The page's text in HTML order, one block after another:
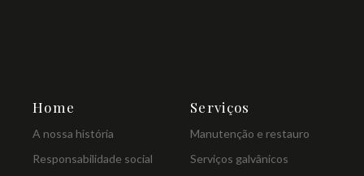
Home
A nossa história
Responsabilidade social
Serviços
Manutenção e restauro
Serviços galvânicos